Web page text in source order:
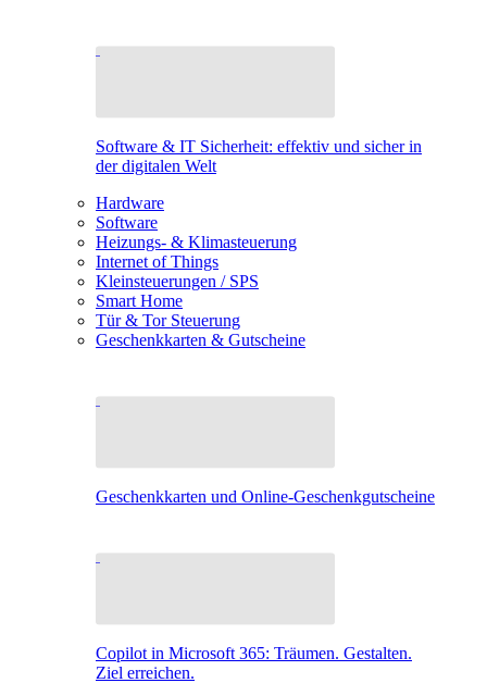
Software & IT Sicherheit: effektiv und sicher in
der digitalen Welt
Hardware
Software
Heizungs- & Klimasteuerung
Internet of Things
Kleinsteuerungen / SPS
Smart Home
Tür & Tor Steuerung
Geschenkkarten & Gutscheine
Geschenkkarten und Online-Geschenkgutscheine
Copilot in Microsoft 365: Träumen. Gestalten.
Ziel erreichen.